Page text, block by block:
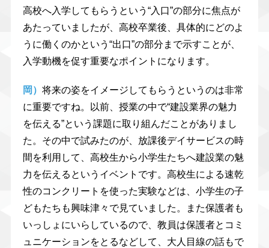
高校へ入学してもらうという“入口”の部分に焦点が
あたっていましたが、高校卒業後、具体的にどのよ
うに働くのかという“出口”の部分まで示すことが、
入学動機を促す重要なポイントになります。
岡） 将来の姿をイメージしてもらうというのは非常
に重要ですね。以前、授業の中で“建設業界の魅力
を伝える”という課題に取り組んだことがありまし
た。その中で試みたのが、放課後デイサービスの時
間を利用して、高校生から小学生たちへ建設業の魅
力を伝えるというイベントです。高校生による速乾
性のコンクリートを使った実験などは、小学生の子
どもたちも興味津々で見ていました。また保護者も
いっしょにいらしているので、教員は保護者とコミ
ュニケーションをとるなどして、大人目線の話もで